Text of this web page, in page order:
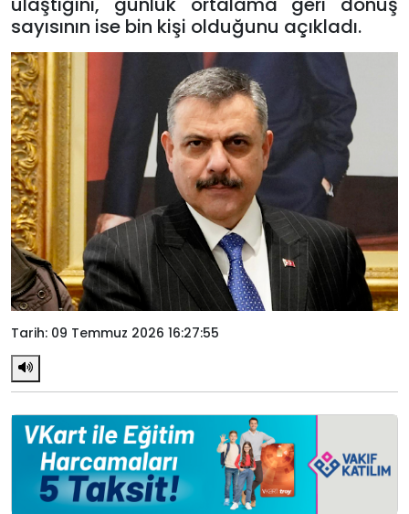
sayısının ise bin kişi olduğunu açıkladı.
Tarih: 09 Temmuz 2026 16:27:55